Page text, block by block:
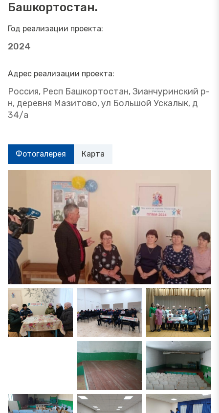
Башкортостан.
Год реализации проекта:
2024
Адрес реализации проекта:
Россия, Респ Башкортостан, Зианчуринский р-
н, деревня Мазитово, ул Большой Ускалык, д
34/а
Фотогалерея Карта